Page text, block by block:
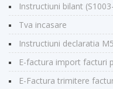
Instructiuni bilant
Tva incasare
Instructiuni declaratia
E-factura import facturi
E-Factura trimitere